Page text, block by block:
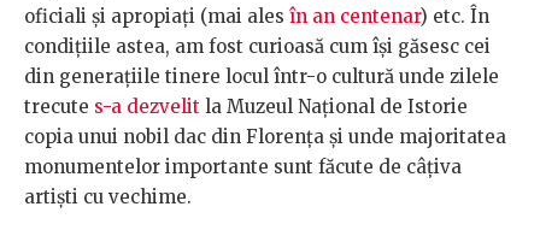
oficiali și apropiați (mai ales în an centenar) etc. În
condițiile astea, am fost curioasă cum își găsesc cei
din generațiile tinere locul într-o cultură unde zilele
trecute s-a dezvelit la Muzeul Național de Istorie
copia unui nobil dac din Florența și unde majoritatea
monumentelor importante sunt făcute de câțiva
artiști cu vechime.